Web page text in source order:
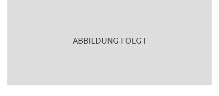
ABBILDUNG FOLGT